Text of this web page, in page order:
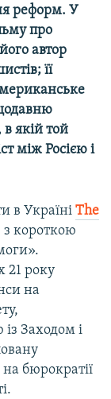
реформ. У
про
автор
її
якій той
між Росією і
в Україні The
з короткою
21 року
на
Заходом і
бюрократії